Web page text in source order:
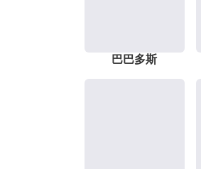
巴巴多斯